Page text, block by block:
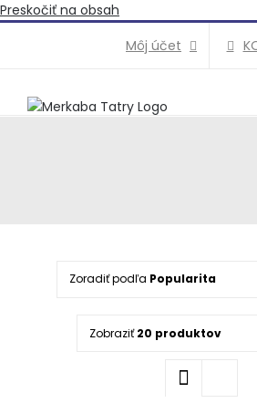
Preskočiť na obsah
Môj účet
Zoradiť podľa Popularita
Zobraziť20 produktov